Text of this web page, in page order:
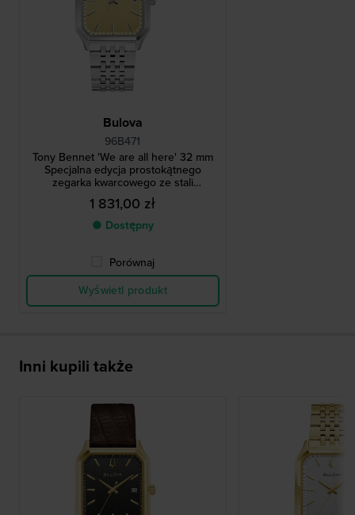
Bulova
96B471
Tony Bennet 'We are all here' 32 mm
Specjalna edycja prostokątnego
zegarka kwarcowego ze stali
nierdzewnej w stylu vintage
1 831,00 zł
● Dostępny
Porównaj
Wyświetl produkt
Inni kupili także